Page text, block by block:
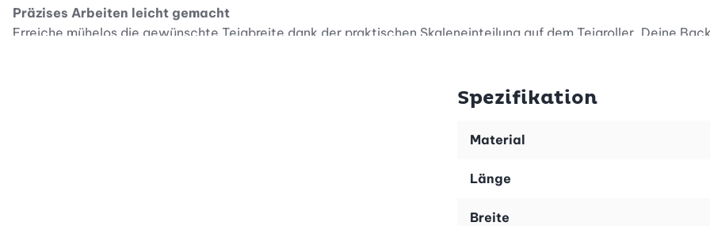
Präzises Arbeiten leicht gemacht
Erreiche mühelos die gewünschte Teigbreite dank der praktischen Skaleneinteilung auf dem Teigroller. Deine
Backen einfach in die Spülmaschine geben und schon ist dein Ausrollstab bereit für den nächsten Einsatz.
Egal, ob du ein Profi oder ein Hobbybäcker bist, der Westmark Teigwalze ist das ideale Werkzeug für alle, die
Spezifikation
Material
Länge
Breite